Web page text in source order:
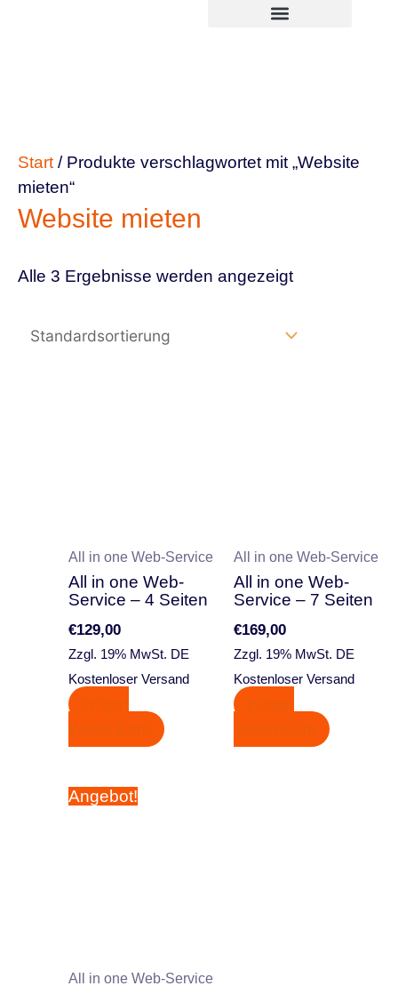
Start/ Produkte verschlagwortet mit „Website
mieten“
Website mieten
Alle 3 Ergebnisse werden angezeigt
All in one Web-Service
All in one Web-
Service – 4 Seiten
€129,00
Zzgl. 19% MwSt. DE
Kostenloser Versand
All in one Web-Service
All in one Web-
Service – 7 Seiten
€169,00
Zzgl. 19% MwSt. DE
Kostenloser Versand
Angebot!
All in one Web-Service
Ursprünglicher